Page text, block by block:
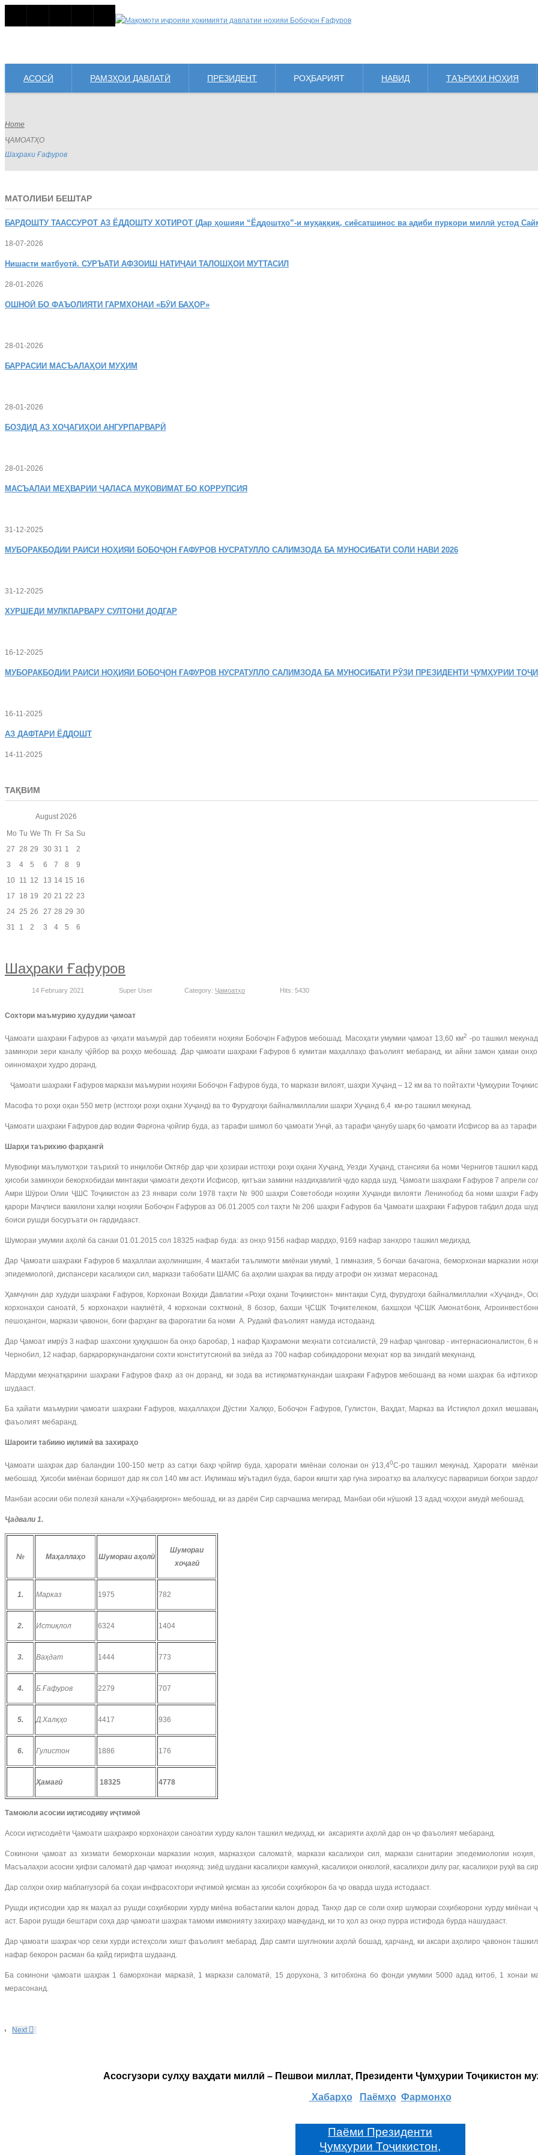
АСОСӢ РАМЗҲОИ ДАВЛАТӢ ПРЕЗИДЕНТ РОҲБАРИЯТ НАВИД ТАЪРИХИ НОҲИЯ
Home
ҶАМОАТҲО
Шаҳраки Ғафуров
МАТОЛИБИ БЕШТАР
БАРДОШТУ ТААССУРОТ АЗ ЁДДОШТУ ХОТИРОТ (Дар ҳошияи “Ёддоштҳо”-и муҳаққиқ, сиёсатшинос ва адиби пуркори миллӣ устод
18-07-2026
Нишасти матбуотӣ. СУРЪАТИ АФЗОИШ НАТИҶАИ ТАЛОШҲОИ МУТТАСИЛ
28-01-2026
ОШНОӢ БО ФАЪОЛИЯТИ ГАРМХОНАИ «БӮИ БАҲОР»
28-01-2026
БАРРАСИИ МАСЪАЛАҲОИ МУҲИМ
28-01-2026
БОЗДИД АЗ ХОҶАГИҲОИ АНГУРПАРВАРӢ
28-01-2026
МАСЪАЛАИ МЕҲВАРИИ ҶАЛАСА МУҚОВИМАТ БО КОРРУПСИЯ
31-12-2025
МУБОРАКБОДИИ РАИСИ НОҲИЯИ БОБОҶОН ҒАФУРОВ НУСРАТУЛЛО САЛИМЗОДА БА МУНОСИБАТИ СОЛИ НАВИ 2026
31-12-2025
ХУРШЕДИ МУЛКПАРВАРУ СУЛТОНИ ДОДГАР
16-12-2025
МУБОРАКБОДИИ РАИСИ НОҲИЯИ БОБОҶОН ҒАФУРОВ НУСРАТУЛЛО САЛИМЗОДА БА МУНОСИБАТИ РӮЗИ ПРЕЗИДЕНТИ ҶУМҲУРИИ
16-11-2025
АЗ ДАФТАРИ ЁДДОШТ
14-11-2025
ТАҚВИМ
August 2026
Mo Tu We Th Fr Sa Su
27 28 29 30 31 1
2
3
4 5 6 7 8
9
10 11 12 13 14 15 16
17
18 19 20 21 22 23
24 25 26 27 28 29 30
31
1 2 3 4 5 6
Шаҳраки Ғафуров
14 February 2021 Super User Category: Ҷамоатҳо Hits: 5430
Сохтори маъмурию ҳудудии ҷамоат
Ҷамоати шаҳраки Ғафуров аз ҷиҳати маъмурӣ дар тобеияти ноҳияи Бобоҷон Ғафуров мебошад. Масоҳати умумии ҷамоат 13,60 км2 -ро ташкил
заминҳои зери каналу ҷӯйбор ва роҳҳо мебошад. Дар ҷамоати шаҳраки Ғафуров 6 кумитаи маҳаллаҳо фаъолият мебаранд, ки айни замон ҳамаи
оинномаҳои худро доранд.
Ҷамоати шаҳраки Ғафуров маркази маъмурии ноҳияи Бобоҷон Ғафуров буда, то маркази вилоят, шаҳри Хуҷанд – 12 км ва то пойтахти Ҷумҳурии
Масофа то роҳи оҳан 550 метр (истгоҳи роҳи оҳани Хуҷанд) ва то Фурудгоҳи байналмиллалии шаҳри Хуҷанд 6,4 км-ро ташкил мекунад.
Ҷамоати шаҳраки Ғафуров дар водии Фарғона ҷойгир буда, аз тарафи шимол бо ҷамоати Унҷӣ, аз тарафи ҷанубу шарқ бо ҷамоати Исфисор ва аз
Шарҳи таърихию фарҳангӣ
Мувофиқи маълумотҳои таърихӣ то инқилоби Октябр дар ҷои ҳозираи истгоҳи роҳи оҳани Хуҷанд, Уезди Хуҷанд, стансияи ба номи Чернигов ташкил
ҳисоби заминҳои бекорхобидаи минтақаи ҷамоати деҳоти Исфисор, қитъаи замини наздиҳавлигӣ ҷудо карда шуд. Ҷамоати шаҳраки Ғафуров 7 апрели
Амри Шӯрои Олии ҶШС Тоҷикистон аз 23 январи соли 1978 таҳти № 900 шаҳри Советободи ноҳияи Хуҷанди вилояти Ленинобод ба номи шаҳри
қарори Маҷлиси вакилони халқи ноҳияи Бобоҷон Ғафуров аз 06.01.2005 сол таҳти № 206 шаҳри Ғафуров ба Ҷамоати шаҳраки Ғафуров табдил дода
боиси рушди босуръати он гардидааст.
Шумораи умумии аҳолӣ ба санаи 01.01.2015 сол 18325 нафар буда: аз онҳо 9156 нафар мардҳо, 9169 нафар занҳоро ташкил медиҳад.
Дар Ҷамоати шаҳраки Ғафуров 6 маҳаллаи аҳолинишин, 4 мактаби таълимоти миёнаи умумӣ, 1 гимназия, 5 боғчаи бачагона, беморхонаи марказии
эпидемиологӣ, диспансери касалиҳои сил, маркази табобати ШАМС ба аҳолии шаҳрак ва гирду атрофи он хизмат мерасонад.
Ҳамчунин дар худуди шаҳраки Ғафуров, Корхонаи Воҳиди Давлатии «Роҳи оҳани Тоҷикистон» минтақаи Суғд, фурудгоҳи байналмиллалии «Хуҷанд»,
корхонаҳои саноатӣ, 5 корхонаҳои нақлиётӣ, 4 корхонаи сохтмонӣ, 8 бозор, бахши ҶСШК Тоҷиктелеком, бахшҳои ҶСШК Амонатбонк,
пешоҳангон, маркази ҷавонон, боғи фарҳанг ва фароғатии ба номи А. Рудакӣ фаъолият намуда истодаанд.
Дар Ҷамоат имрӯз 3 нафар шахсони ҳуқуқашон ба онҳо баробар, 1 нафар Қаҳрамони меҳнати сотсиалистӣ, 29 нафар ҷанговар - интернасионалистон,
Чернобил, 12 нафар, барқароркунандагони сохти конститутсионӣ ва зиёда аз 700 нафар собиқадорони меҳнат кор ва зиндагӣ мекунанд.
Мардуми меҳнатқарини шаҳраки Ғафуров фахр аз он доранд, ки зода ва истиқоматкунандаи шаҳраки Ғафуров мебошанд ва номи шаҳрак ба
шудааст.
Ба ҳайати маъмурии ҷамоати шаҳраки Ғафуров, маҳаллаҳои Дӯстии Халқҳо, Бобоҷон Ғафуров, Гулистон, Ваҳдат, Марказ ва Истиқлол дохил
фаъолият мебаранд.
Шароити табиию иқлимӣ ва захираҳо
Ҷамоати шаҳрак дар баландии 100-150 метр аз сатҳи баҳр ҷойгир буда, ҳарорати миёнаи солонаи он ӯ13,40С-ро ташкил мекунад. Ҳарорати
мебошад. Ҳисоби миёнаи боришот дар як сол 140 мм аст. Иқлимаш мӯътадил буда, барои кишти ҳар гуна зироатҳо ва алалхусус парвариши боғҳои
Манбаи асосии оби полезӣ канали «Хӯҷабақирғон» мебошад, ки аз дарёи Сир сарчашма мегирад. Манбаи оби нӯшокӣ 13 адад чоҳҳои амудӣ мебошад.
Ҷадвали 1.
№ Маҳаллаҳо Шумораи аҳолӣ
Шумораи
хоҷагӣ
1. Марказ 1975 782
2. Истиқлол 6324 1404
3. Ваҳдат 1444 773
4. Б.Ғафуров 2279 707
5. Д.Халқҳо 4417 936
6. Гулистон 1886 176
Ҳамагӣ 18325 4778
Тамоюли асосии иқтисодиву иҷтимоӣ
Асоси иқтисодиёти Ҷамоати шаҳракро корхонаҳои саноатии хурду калон ташкил медиҳад, ки аксарияти аҳолӣ дар он ҷо фаъолият мебаранд.
Сокинони ҷамоат аз хизмати беморхонаи марказии ноҳия, марказҳои саломатӣ, маркази касалиҳои сил, маркази санитарии эпедемиологии
Масъалаҳои асосии ҳифзи саломатӣ дар ҷамоат инҳоянд: зиёд шудани касалиҳои камхунӣ, касалиҳои онкологӣ, касалиҳои дилу раг, касалиҳои руҳӣ ва
Дар солҳои охир маблағгузорӣ ба соҳаи инфрасохтори иҷтимоӣ қисман аз ҳисоби соҳибкорон ба ҷо оварда шуда истодааст.
Рушди иқтисодии ҳар як маҳал аз рушди соҳибкории хурду миёна вобастагии калон дорад. Танҳо дар се соли охир шумораи соҳибкорони хурду
аст. Барои рушди бештари соҳа дар ҷамоати шаҳрак тамоми имконияту захираҳо мавҷуданд, ки то ҳол аз онҳо пурра истифода бурда нашудааст.
Дар ҷамоати шаҳрак чор сехи хурди истеҳсоли хишт фаъолият мебарад. Дар самти шуғлнокии аҳолӣ бошад, ҳарчанд, ки аксари аҳолиро ҷавонон
нафар бекорон расман ба қайд гирифта шудаанд.
Ба сокинони ҷамоати шаҳрак 1 баморхонаи марказӣ, 1 маркази саломатӣ, 15 дорухона, 3 китобхона бо фонди умумии 5000 адад китоб, 1 хонаи
мерасонанд.
Next
Асосгузори сулҳу ваҳдати миллӣ – Пешвои миллат, Президенти Ҷумҳурии Тоҷикистон
Хабарҳо Паёмҳо Фармонҳо
Паёми Президенти
Ҷумҳурии Тоҷикистон,